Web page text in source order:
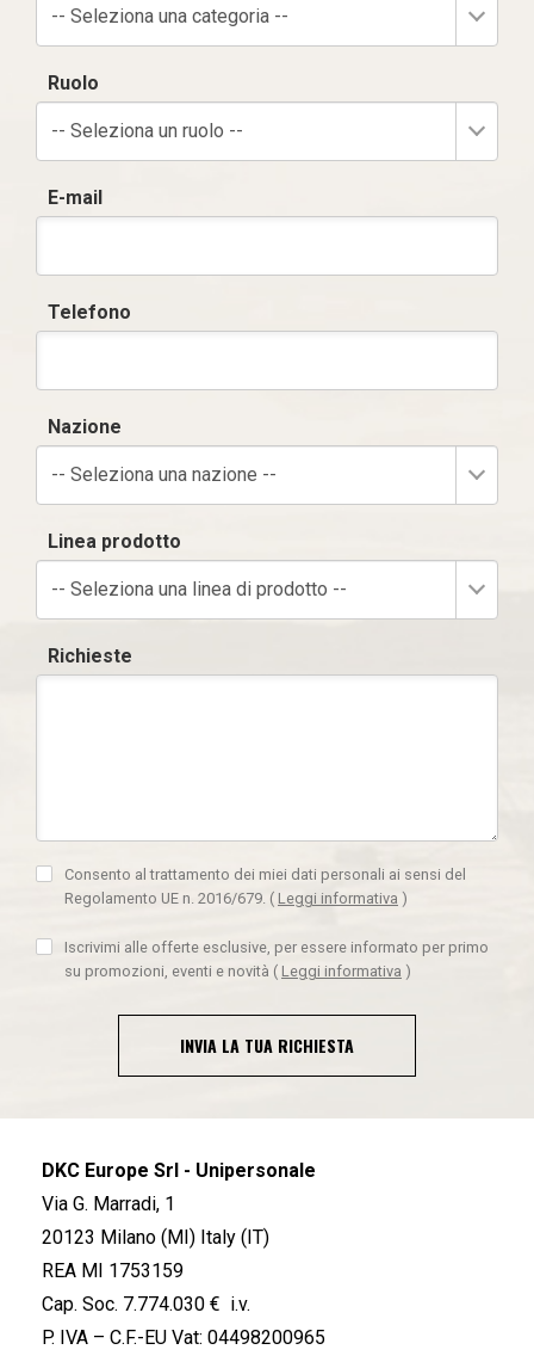
-- Seleziona una categoria --
Ruolo
-- Seleziona un ruolo --
E-mail
Telefono
Nazione
-- Seleziona una nazione --
Linea prodotto
-- Seleziona una linea di prodotto --
Richieste
Consento al trattamento dei miei dati personali ai sensi del
Regolamento UE n. 2016/679. ( Leggi informativa )
Iscrivimi alle offerte esclusive, per essere informato per primo
su promozioni, eventi e novità ( Leggi informativa )
INVIA LA TUA RICHIESTA
DKC Europe Srl - Unipersonale
Via G. Marradi, 1
20123 Milano (MI) Italy (IT)
REA MI 1753159
Cap. Soc. 7.774.030 € i.v.
P. IVA – C.F.-EU Vat: 04498200965